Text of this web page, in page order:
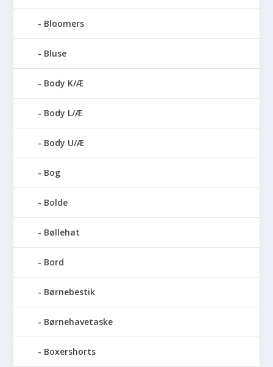
Bloomers
Bluse
Body K/Æ
Body L/Æ
Body U/Æ
Bog
Bolde
Bøllehat
Bord
Børnebestik
Børnehavetaske
Boxershorts